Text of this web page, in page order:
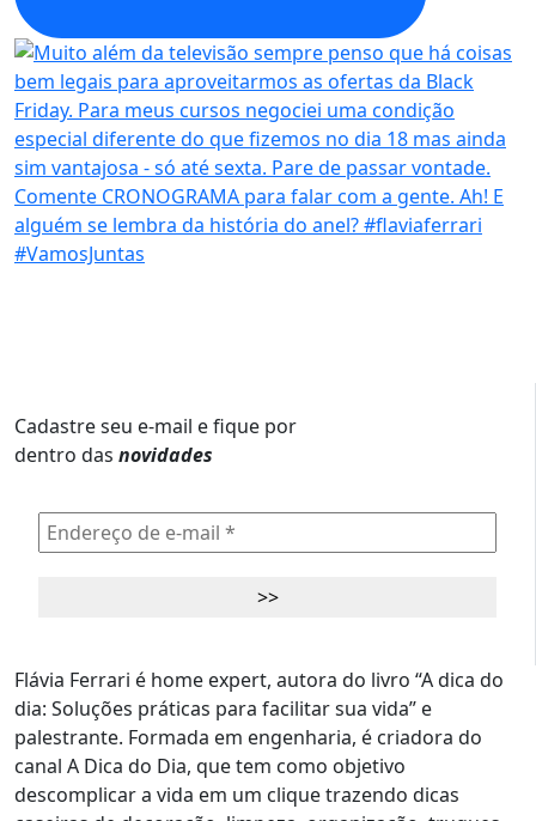
Cadastre seu e-mail e fique por
dentro das novidades
Flávia Ferrari é home expert, autora do livro “A dica do
dia: Soluções práticas para facilitar sua vida” e
palestrante. Formada em engenharia, é criadora do
canal A Dica do Dia, que tem como objetivo
descomplicar a vida em um clique trazendo dicas